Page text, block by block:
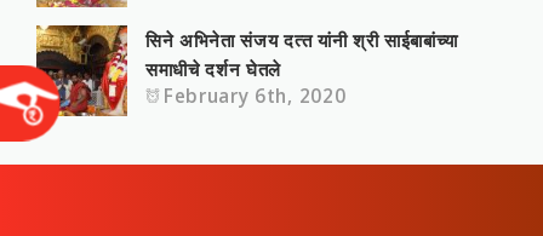
सिने अभिनेता संजय दत्‍त यांनी श्री साईबाबांच्या
समाधीचे दर्शन घेतले
February 6th, 2020